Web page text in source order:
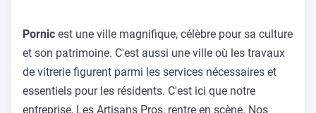
Pornic est une ville magnifique, célèbre pour sa culture
et son patrimoine. C'est aussi une ville où les travaux
de vitrerie figurent parmi les services nécessaires et
essentiels pour les résidents. C'est ici que notre
entreprise, Les Artisans Pros, rentre en scène. Nos